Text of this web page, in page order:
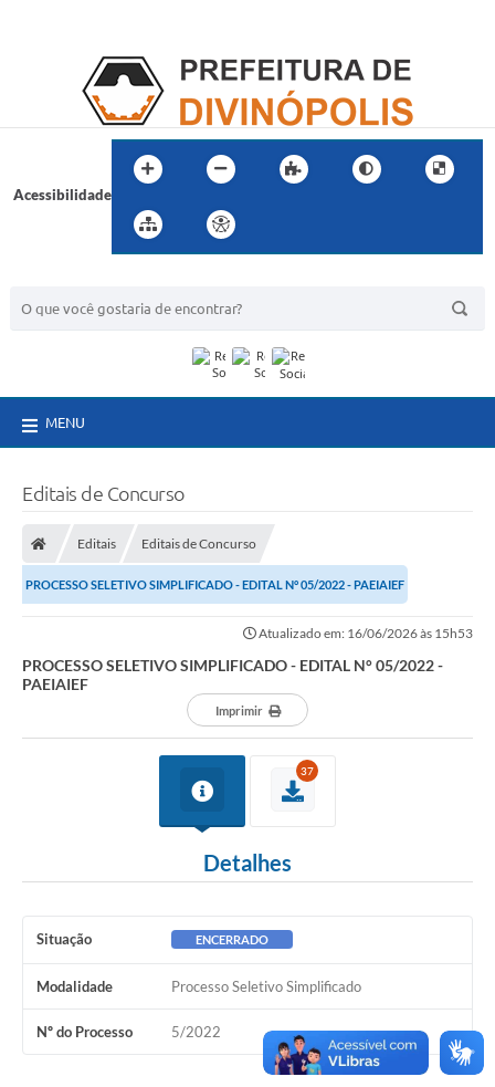
Acessibilidade
MENU
Editais de Concurso
Editais Editais de Concurso
PROCESSO SELETIVO SIMPLIFICADO - EDITAL N° 05/2022 - PAEIAIEF
Atualizado em: 16/06/2026 às 15h53
PROCESSO SELETIVO SIMPLIFICADO - EDITAL N° 05/2022 -
PAEIAIEF
Imprimir
37
Detalhes
Situação ENCERRADO
Modalidade Processo Seletivo Simplificado
Nº do Processo 5/2022